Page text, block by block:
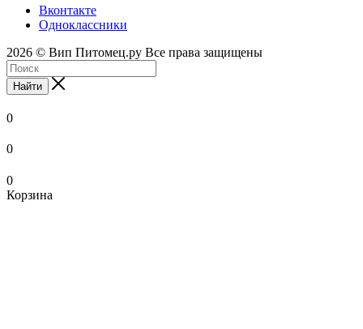
Вконтакте
Одноклассники
2026 © Вип Питомец.ру Все права защищены
Найти
0
0
0
Корзина